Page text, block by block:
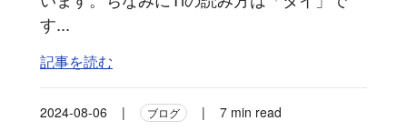
す...
記事を読む
2024-08-06 | ブログ |
7 min read